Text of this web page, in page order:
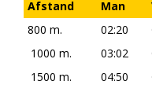
Afstand Man
800 m.
02:20
1000 m.
03:02
1500 m.
04:50